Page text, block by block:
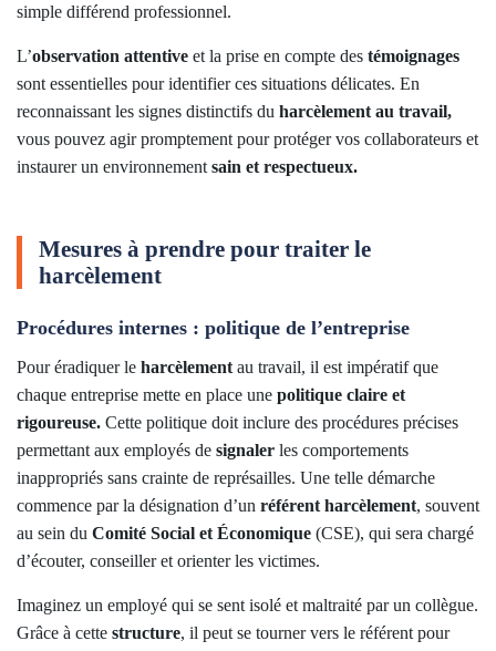
simple différend professionnel.
L’observation attentive et la prise en compte des témoignages
sont essentielles pour identifier ces situations délicates. En
reconnaissant les signes distinctifs du harcèlement au travail,
vous pouvez agir promptement pour protéger vos collaborateurs et
instaurer un environnement sain et respectueux.
Mesures à prendre pour traiter le
harcèlement
Procédures internes : politique de l’entreprise
Pour éradiquer le harcèlementau travail, il est impératif que
chaque entreprise mette en place une politique claire et
rigoureuse. Cette politique doit inclure des procédures précises
permettant aux employés de signaler les comportements
inappropriés sans crainte de représailles. Une telle démarche
commence par la désignation d’un référent harcèlement, souvent
au sein du Comité Social et Économique (CSE), qui sera chargé
d’écouter, conseiller et orienter les victimes.
Imaginez un employé qui se sent isolé et maltraité par un collègue.
Grâce à cette structure, il peut se tourner vers le référent pour